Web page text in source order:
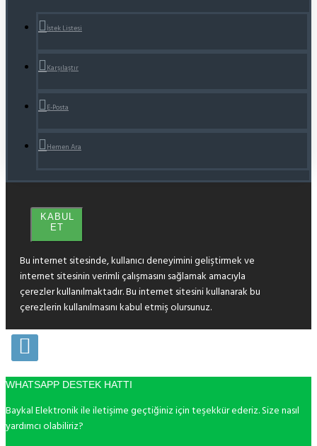
İstek Listesi
Karşılaştır
E-Posta
Hemen Ara
KABUL
ET
Bu internet sitesinde, kullanıcı deneyimini geliştirmek ve
internet sitesinin verimli çalışmasını sağlamak amacıyla
çerezler kullanılmaktadır. Bu internet sitesini kullanarak bu
çerezlerin kullanılmasını kabul etmiş olursunuz.
WHATSAPP DESTEK HATTI
Baykal Elektronik ile iletişime geçtiğiniz için teşekkür ederiz. Size nasıl
yardımcı olabiliriz?